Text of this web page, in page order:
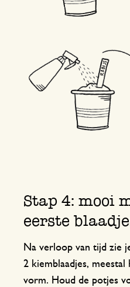
Stap 4: mooi
eerste
Na verloop van tijd zie
2 kiemblaadjes, meestal
vorm. Houd de potjes